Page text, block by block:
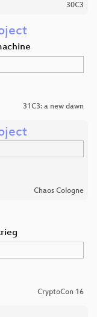
30C3
31C3: a new dawn
Chaos Cologne
CryptoCon 16